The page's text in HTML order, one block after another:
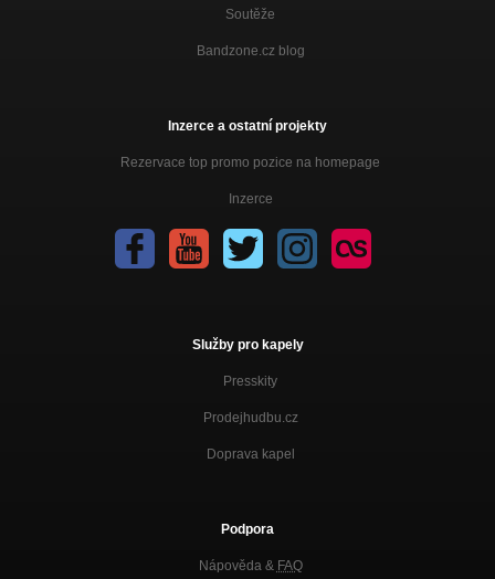
Soutěže
Bandzone.cz blog
Inzerce a ostatní projekty
Rezervace top promo pozice na homepage
Inzerce
Služby pro kapely
Presskity
Prodejhudbu.cz
Doprava kapel
Podpora
Nápověda & FAQ